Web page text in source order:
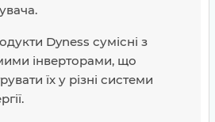
Dyness сумісні з
інверторами, що
їх у різні системи